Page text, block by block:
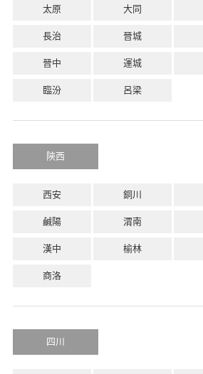
太原 大同
長治 晉城
晉中 運城
臨汾 呂梁
陝西
西安 銅川
鹹陽 渭南
漢中 榆林
商洛
四川